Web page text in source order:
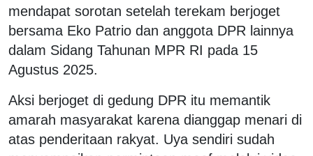
mendapat sorotan setelah terekam berjoget
bersama Eko Patrio dan anggota DPR lainnya
dalam Sidang Tahunan MPR RI pada 15
Agustus 2025.
Aksi berjoget di gedung DPR itu memantik
amarah masyarakat karena dianggap menari di
atas penderitaan rakyat. Uya sendiri sudah